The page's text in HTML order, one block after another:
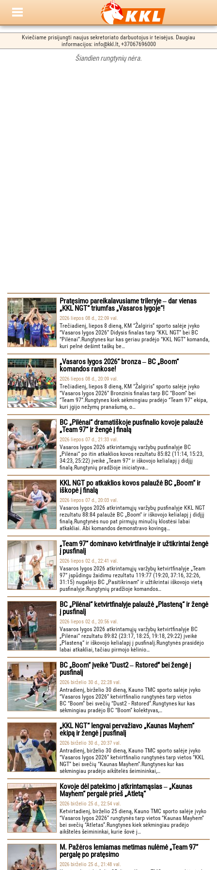
Kviečiame prisijungti naujus sekretoriato darbuotojus ir teisėjus. Daugiau
informacijos: info@kkl.lt, +37067696000
Šiandien rungtynių nėra.
Pratęsimo pareikalavusiame trileryje ‒ dar vienas
„KKL NGT“ triumfas „Vasaros lygoje“!
2026 liepos 08 d., 22:09 val.
Trečiadienį, liepos 8 dieną, KM “Žalgiris” sporto salėje įvyko
“Vasaros lygos 2026” Didysis finalas tarp “KKL NGT” bei BC
“Pilėnai”.Rungtynes kur kas geriau pradėjo “KKL NGT” komanda,
kuri pelnė dešimt taškų be…
„Vasaros lygos 2026“ bronza ‒ BC „Boom“
komandos rankose!
2026 liepos 08 d., 20:09 val.
Trečiadienį, liepos 8 dieną, KM “Žalgiris” sporto salėje įvyko
“Vasaros lygos 2026” Bronzinis finalas tarp BC “Boom” bei
“Team 97”.Rungtynes kiek sėkmingiau pradėjo “Team 97” ekipa,
kuri įgijo nežymų pranašumą, o…
BC „Pilėnai“ dramatiškoje pusfinalio kovoje palaužė
„Team 97“ ir žengė į finalą
2026 liepos 07 d., 21:33 val.
Vasaros lygos 2026 atkrintamųjų varžybų pusfinalyje BC
„Pilėnai“ po itin atkaklios kovos rezultatu 85:82 (11:14, 15:23,
34:23, 25:22) įveikė „Team 97“ ir iškovojo kelialapį į didįjį
finalą.Rungtynių pradžioje iniciatyva…
KKL NGT po atkaklios kovos palaužė BC „Boom“ ir
iškopė į finalą
2026 liepos 07 d., 20:03 val.
Vasaros lygos 2026 atkrintamųjų varžybų pusfinalyje KKL NGT
rezultatu 88:84 palaužė BC „Boom“ ir iškovojo kelialapį į didįjį
finalą.Rungtynės nuo pat pirmųjų minučių klostėsi labai
atkakliai. Abi komandos demonstravo kovingą…
„Team 97“ dominavo ketvirtfinalyje ir užtikrintai žengė
į pusfinalį
2026 liepos 02 d., 22:41 val.
Vasaros lygos 2026 atkrintamųjų varžybų ketvirtfinalyje „Team
97“ įspūdingu žaidimu rezultatu 119:77 (19:20, 37:16, 32:26,
31:15) nugalėjo BC „Pasitikrinam“ ir užtikrintai iškovojo vietą
pusfinalyje.Rungtynių pradžioje komandos…
BC „Pilėnai“ ketvirtfinalyje palaužė „Plasteną“ ir žengė
į pusfinalį
2026 liepos 02 d., 20:56 val.
Vasaros lygos 2026 atkrintamųjų varžybų ketvirtfinalyje BC
„Pilėnai“ rezultatu 89:82 (23:17, 18:25, 19:18, 29:22) įveikė
„Plasteną“ ir iškovojo kelialapį į pusfinalį.Rungtynės prasidėjo
labai atkakliai, tačiau pirmojo kėlinio…
BC „Boom“ įveikė “Dust2 ‒ Rstored” bei žengė į
pusfinalį
2026 birželio 30 d., 22:28 val.
Antradienį, birželio 30 dieną, Kauno TMC sporto salėje įvyko
“Vasaros lygos 2026” ketvirtfinalio rungtynės tarp vietos
BC “Boom” bei svečių “Dust2 - Rstored”.Rungtynes kur kas
sėkmingiau pradėjo BC “Boom” kolektyvas,…
„KKL NGT“ lengvai pervažiavo „Kaunas Mayhem“
ekipą ir žengė į pusfinalį
2026 birželio 30 d., 20:37 val.
Antradienį, birželio 30 dieną, Kauno TMC sporto salėje įvyko
“Vasaros lygos 2026” ketvirtfinalio rungtynės tarp vietos “KKL
NGT” bei svečių “Kaunas Mayhem”.Rungtynes kur kas
sėkmingiau pradėjo aikštelės šeimininkai,…
Kovoje dėl patekimo į atkrintamąsias ‒ „Kaunas
Mayhem“ pergalė prieš „Atletą“
2026 birželio 25 d., 22:54 val.
Ketvirtadienį, birželio 25 dieną, Kauno TMC sporto salėje įvyko
“Vasaros lygos 2026” rungtynės tarp vietos “Kaunas Mayhem”
bei svečių “Atletas”.Rungtynes kiek sėkmingiau pradėjo
aikštelės šeimininkai, kurie šovė į…
M. Pažėros lemiamas metimas nulėmė „Team 97“
pergalę po pratęsimo
2026 birželio 25 d., 21:48 val.